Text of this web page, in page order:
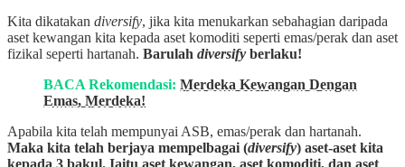
Kita dikatakan diversify, jika kita menukarkan sebahagian daripada
aset kewangan kita kepada aset komoditi seperti emas/perak dan aset
fizikal seperti hartanah. Barulah diversify berlaku!
BACA Rekomendasi: Merdeka Kewangan Dengan
Emas, Merdeka!
Apabila kita telah mempunyai ASB, emas/perak dan hartanah.
Maka kita telah berjaya mempelbagai (diversify) aset-aset kita